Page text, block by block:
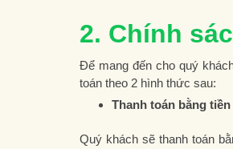
2. Chính
Để mang đến cho quý
toán theo 2 hình thức sau:
Thanh toán bằng
Quý khách sẽ thanh toán